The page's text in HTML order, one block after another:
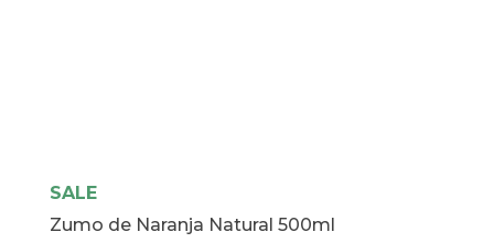
SALE
Zumo de Naranja Natural 500ml